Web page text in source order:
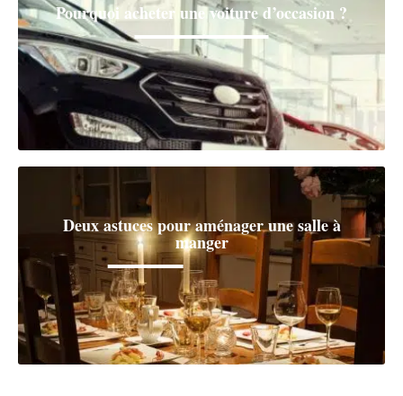
Pourquoi acheter une voiture d’occasion ?
Deux astuces pour aménager une salle à
manger